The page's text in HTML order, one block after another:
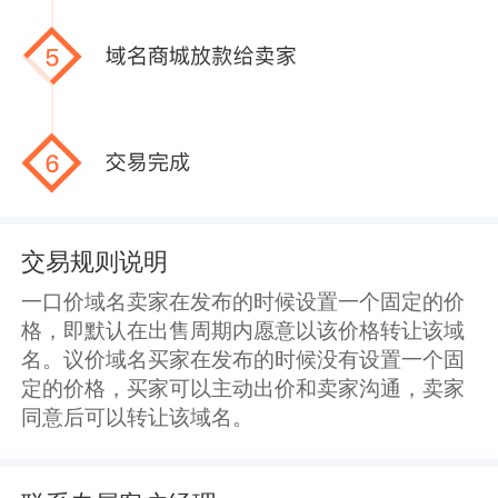
交易规则说明
一口价域名卖家在发布的时候设置一个固定的价
格，即默认在出售周期内愿意以该价格转让该域
名。议价域名买家在发布的时候没有设置一个固
定的价格，买家可以主动出价和卖家沟通，卖家
同意后可以转让该域名。